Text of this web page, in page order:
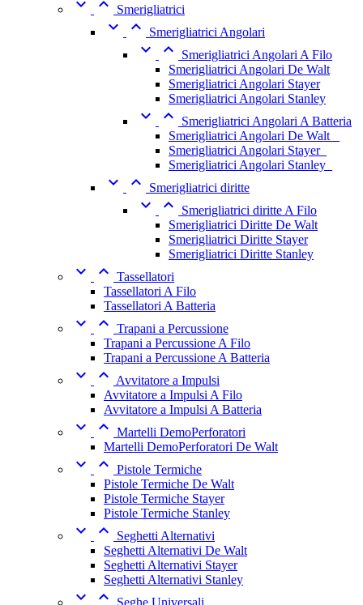
Smerigliatrici
  Smerigliatrici Angolari
 
Smerigliatrici Angolari A Filo
Smerigliatrici Angolari De Walt
Smerigliatrici Angolari Stayer
Smerigliatrici Angolari Stanley
 
Smerigliatrici Angolari A Batteria
Smerigliatrici Angolari De Walt _
Smerigliatrici Angolari Stayer_
Smerigliatrici Angolari Stanley_
  Smerigliatrici diritte
 
Smerigliatrici diritte A Filo
Smerigliatrici Diritte De Walt
Smerigliatrici Diritte Stayer
Smerigliatrici Diritte Stanley
  Tassellatori
Tassellatori A Filo
Tassellatori A Batteria
  Trapani a Percussione
Trapani a Percussione A Filo
Trapani a Percussione A Batteria
  Avvitatore a Impulsi
Avvitatore a Impulsi A Filo
Avvitatore a Impulsi A Batteria
  Martelli DemoPerforatori
Martelli DemoPerforatori De Walt
  Pistole Termiche
Pistole Termiche De Walt
Pistole Termiche Stayer
Pistole Termiche Stanley
 
Seghetti Alternativi
Seghetti Alternativi De Walt
Seghetti Alternativi Stayer
Seghetti Alternativi Stanley
 
Seghe Universali